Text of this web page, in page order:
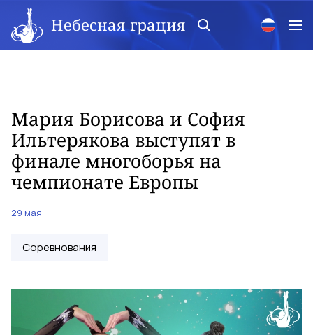
Небесная грация
Мария Борисова и София
Ильтерякова выступят в
финале многоборья на
чемпионате Европы
29 мая
Соревнования